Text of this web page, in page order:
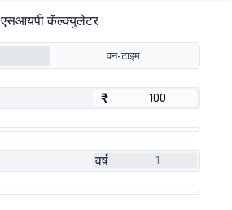
एसआयपी कॅल्क्युलेटर
वन-टाइम
₹
₹
वर्ष